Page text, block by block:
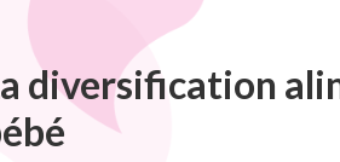
diversification